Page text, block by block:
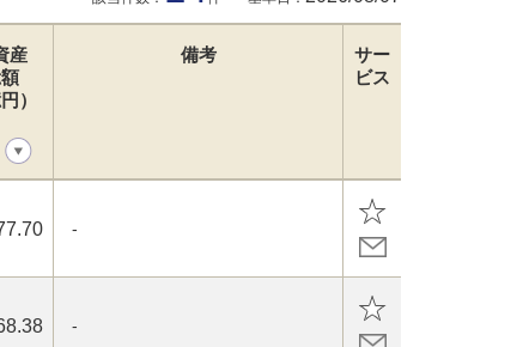
産
）
備考
サー
ビス
-
-